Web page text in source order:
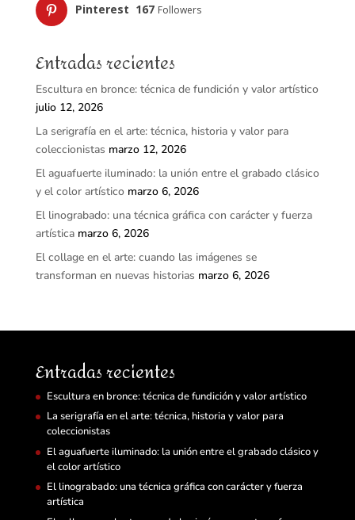
Pinterest 167 Followers
Entradas recientes
Escultura en bronce: técnica de fundición y valor artístico
julio 12, 2026
La serigrafía en el arte: técnica, historia y valor para
coleccionistas marzo 12, 2026
El aguafuerte iluminado: la unión entre el grabado clásico
y el color artístico marzo 6, 2026
El linograbado: una técnica gráfica con carácter y fuerza
artística marzo 6, 2026
El collage en el arte: cuando las imágenes se
transforman en nuevas historias marzo 6, 2026
Entradas recientes
Escultura en bronce: técnica de fundición y valor artístico
La serigrafía en el arte: técnica, historia y valor para
coleccionistas
El aguafuerte iluminado: la unión entre el grabado clásico y
el color artístico
El linograbado: una técnica gráfica con carácter y fuerza
artística